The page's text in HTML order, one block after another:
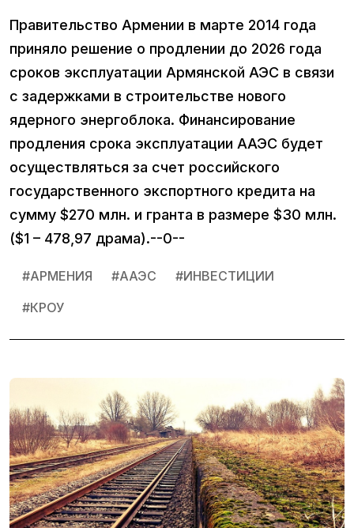
Правительство Армении в марте 2014 года
приняло решение о продлении до 2026 года
сроков эксплуатации Армянской АЭС в связи
с задержками в строительстве нового
ядерного энергоблока. Финансирование
продления срока эксплуатации ААЭС будет
осуществляться за счет российского
государственного экспортного кредита на
сумму $270 млн. и гранта в размере $30 млн.
($1 – 478,97 драма).--0--
#АРМЕНИЯ #ААЭС #ИНВЕСТИЦИИ
#КРОУ